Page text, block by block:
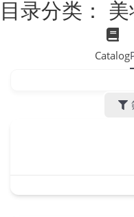
目录分类：
Catalog